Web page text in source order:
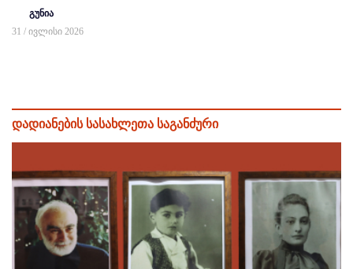
გუნია
31 / ივლისი 2026
დადიანების სასახლეთა საგანძური